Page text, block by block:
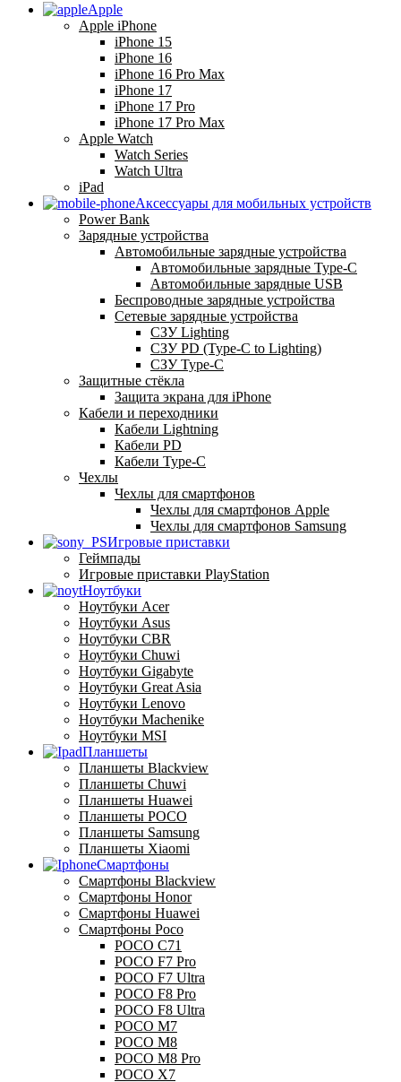
Apple
Apple iPhone
iPhone 15
iPhone 16
iPhone 16 Pro Max
iPhone 17
iPhone 17 Pro
iPhone 17 Pro Max
Apple Watch
Watch Series
Watch Ultra
iPad
Аксессуары для мобильных устройств
Power Bank
Зарядные устройства
Автомобильные зарядные устройства
Автомобильные зарядные Type-C
Автомобильные зарядные USB
Беспроводные зарядные устройства
Сетевые зарядные устройства
СЗУ Lighting
СЗУ PD (Type-C to Lighting)
СЗУ Type-C
Защитные стёкла
Защита экрана для iPhone
Кабели и переходники
Кабели Lightning
Кабели PD
Кабели Type-C
Чехлы
Чехлы для смартфонов
Чехлы для смартфонов Apple
Чехлы для смартфонов Samsung
Игровые приставки
Геймпады
Игровые приставки PlayStation
Ноутбуки
Ноутбуки Acer
Ноутбуки Asus
Ноутбуки CBR
Ноутбуки Chuwi
Ноутбуки Gigabyte
Ноутбуки Great Asia
Ноутбуки Lenovo
Ноутбуки Machenike
Ноутбуки MSI
Планшеты
Планшеты Blackview
Планшеты Chuwi
Планшеты Huawei
Планшеты POCO
Планшеты Samsung
Планшеты Xiaomi
Смартфоны
Смартфоны Blackview
Смартфоны Honor
Смартфоны Huawei
Смартфоны Poco
POCO C71
POCO F7 Pro
POCO F7 Ultra
POCO F8 Pro
POCO F8 Ultra
POCO M7
POCO M8
POCO M8 Pro
POCO X7